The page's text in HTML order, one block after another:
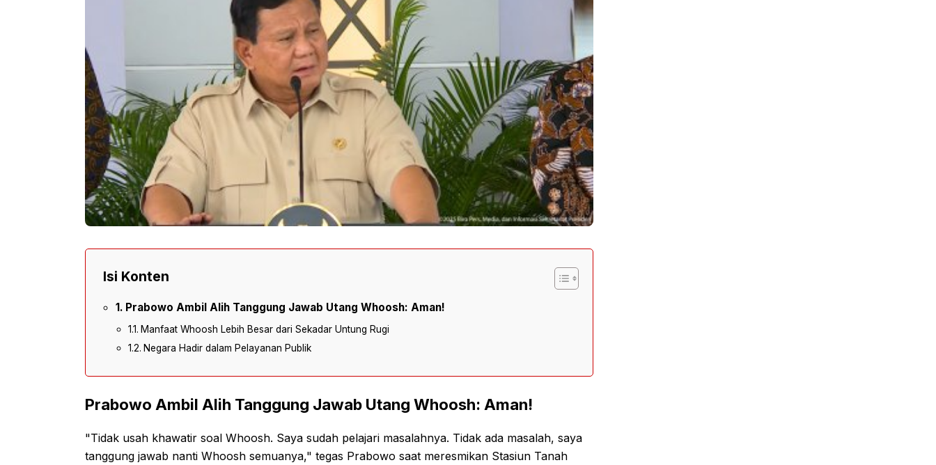
Isi Konten
Prabowo Ambil Alih Tanggung Jawab Utang Whoosh: Aman!
Manfaat Whoosh Lebih Besar dari Sekadar Untung Rugi
Negara Hadir dalam Pelayanan Publik
Prabowo Ambil Alih Tanggung Jawab Utang Whoosh: Aman!
"Tidak usah khawatir soal Whoosh. Saya sudah pelajari masalahnya. Tidak ada masalah, saya
tanggung jawab nanti Whoosh semuanya," tegas Prabowo saat meresmikan Stasiun Tanah